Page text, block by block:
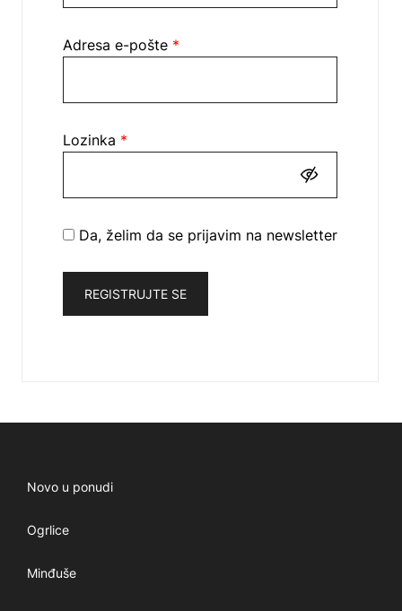
Adresa e-pošte *
Lozinka *
Da, želim da se prijavim na newsletter
REGISTRUJTE SE
Novo u ponudi
Ogrlice
Minđuše